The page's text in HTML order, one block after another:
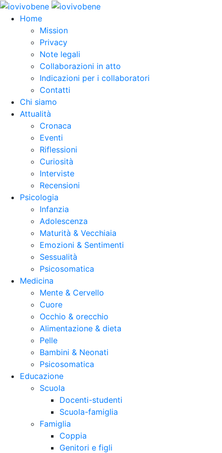
Home
Mission
Privacy
Note legali
Collaborazioni in atto
Indicazioni per i collaboratori
Contatti
Chi siamo
Attualità
Cronaca
Eventi
Riflessioni
Curiosità
Interviste
Recensioni
Psicologia
Infanzia
Adolescenza
Maturità & Vecchiaia
Emozioni & Sentimenti
Sessualità
Psicosomatica
Medicina
Mente & Cervello
Cuore
Occhio & orecchio
Alimentazione & dieta
Pelle
Bambini & Neonati
Psicosomatica
Educazione
Scuola
Docenti-studenti
Scuola-famiglia
Famiglia
Coppia
Genitori e figli